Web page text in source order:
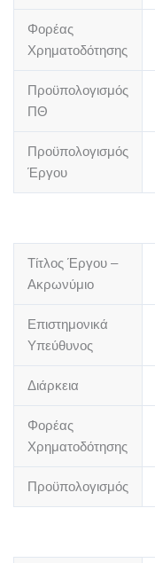
Φορέας
Χρηματοδότησης
Προϋπολογισμός
ΠΘ
Προϋπολογισμός
Έργου
Τίτλος Έργου –
Ακρωνύμιο
Επιστημονικά
Υπεύθυνος
Διάρκεια
Φορέας
Χρηματοδότησης
Προϋπολογισμός